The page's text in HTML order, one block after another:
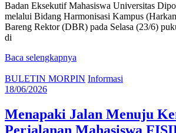
Badan Eksekutif Mahasiswa Universitas
melalui Bidang Harmonisasi Kampus
Bareng Rektor (DBR) pada Selasa (23/6)
di
Baca selengkapnya
BULETIN MORPIN Informasi
18/06/2026
Menapaki Jalan Menuju